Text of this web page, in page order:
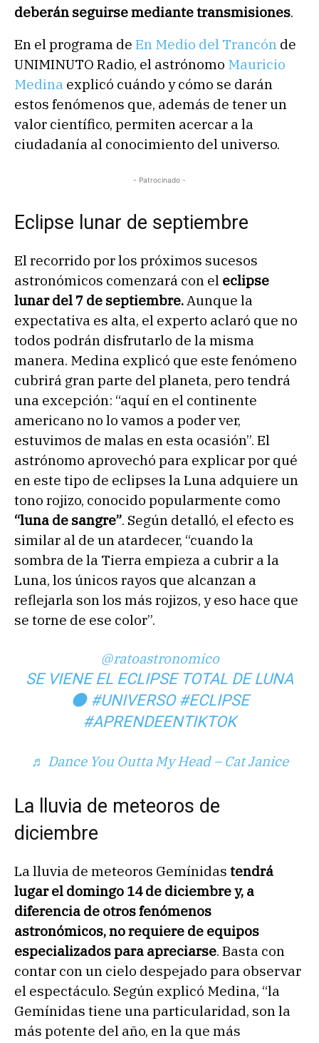
deberán seguirse mediante transmisiones.
En el programa de En Medio del Trancón de
UNIMINUTO Radio, el astrónomo Mauricio
Medina explicó cuándo y cómo se darán
estos fenómenos que, además de tener un
valor científico, permiten acercar a la
ciudadanía al conocimiento del universo.
- Patrocinado -
Eclipse lunar de septiembre
El recorrido por los próximos sucesos
astronómicos comenzará con el eclipse
lunar del 7 de septiembre.Aunque la
expectativa es alta, el experto aclaró que no
todos podrán disfrutarlo de la misma
manera. Medina explicó que este fenómeno
cubrirá gran parte del planeta, pero tendrá
una excepción: “aquí en el continente
americano no lo vamos a poder ver,
estuvimos de malas en esta ocasión”. El
astrónomo aprovechó para explicar por qué
en este tipo de eclipses la Luna adquiere un
tono rojizo, conocido popularmente como
“luna de sangre”. Según detalló, el efecto es
similar al de un atardecer, “cuando la
sombra de la Tierra empieza a cubrir a la
Luna, los únicos rayos que alcanzan a
reflejarla son los más rojizos, y eso hace que
se torne de ese color”.
@ratoastronomico
SE VIENE EL ECLIPSE TOTAL DE LUNA
🌑 #UNIVERSO #ECLIPSE
#APRENDEENTIKTOK
♬ Dance You Outta My Head – Cat Janice
La lluvia de meteoros de
diciembre
La lluvia de meteoros Gemínidas tendrá
lugar el domingo 14 de diciembre y, a
diferencia de otros fenómenos
astronómicos, no requiere de equipos
especializados para apreciarse. Basta con
contar con un cielo despejado para observar
el espectáculo. Según explicó Medina, “la
Gemínidas tiene una particularidad, son la
más potente del año, en la que más